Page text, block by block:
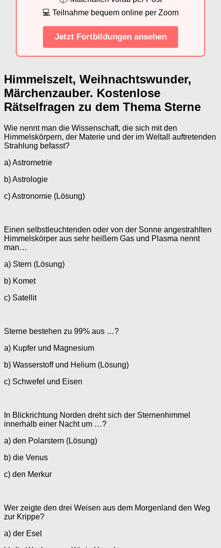
💻 Teilnahme bequem online per Zoom
Jetzt Fortbildungen ansehen
Himmelszelt, Weihnachtswunder,
Märchenzauber. Kostenlose
Rätselfragen zu dem Thema Sterne
Wie nennt man die Wissenschaft, die sich mit den
Himmelskörpern, der Materie und der im Weltall auftretenden
Strahlung befasst?
a) Astrometrie
b) Astrologie
c) Astronomie (Lösung)
Einen selbstleuchtenden oder von der Sonne angestrahlten
Himmelskörper aus sehr heißem Gas und Plasma nennt
man…
a) Stern (Lösung)
b) Komet
c) Satellit
Sterne bestehen zu 99% aus …?
a) Kupfer und Magnesium
b) Wasserstoff und Helium (Lösung)
c) Schwefel und Eisen
In Blickrichtung Norden dreht sich der Sternenhimmel
innerhalb einer Nacht um …?
a) den Polarstern (Lösung)
b) die Venus
c) den Merkur
Wer zeigte den drei Weisen aus dem Morgenland den Weg
zur Krippe?
a) der Esel